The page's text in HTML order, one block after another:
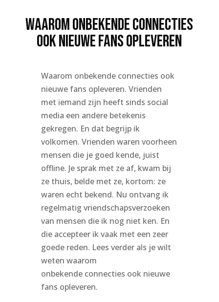
Waarom onbekende connecties
ook nieuwe fans opleveren
Waarom onbekende connecties ook
nieuwe fans opleveren. Vrienden
met iemand zijn heeft sinds social
media een andere betekenis
gekregen. En dat begrijp ik
volkomen. Vrienden waren voorheen
mensen die je goed kende, juist
offline. Je sprak met ze af, kwam bij
ze thuis, belde met ze, kortom: ze
waren echt bekend. Nu ontvang ik
regelmatig vriendschapsverzoeken
van mensen die ik nog niet ken. En
die accepteer ik vaak met een zeer
goede reden. Lees verder als je wilt
weten waarom
onbekende connecties ook nieuwe
fans opleveren.